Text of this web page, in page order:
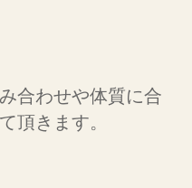
合わせや体質に合
頂きます。